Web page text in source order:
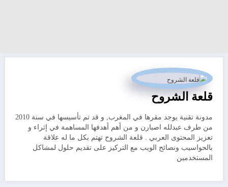
قلعة الشروح
مدونة تقنية يوجد مقرها في المغرب, و قد تم تأسيسها في سنة 2010
من طرف عبدلله اصبارن و من أهم أهدفها المساهمة في إثراء و
تعزيز المحتوى العربي . قلعة الشروح تهتم بكل ما له علاقة
بالحواسيب ونصائح الويب مع التركيز على تقديم حلول لمشاكل
المستخدمين